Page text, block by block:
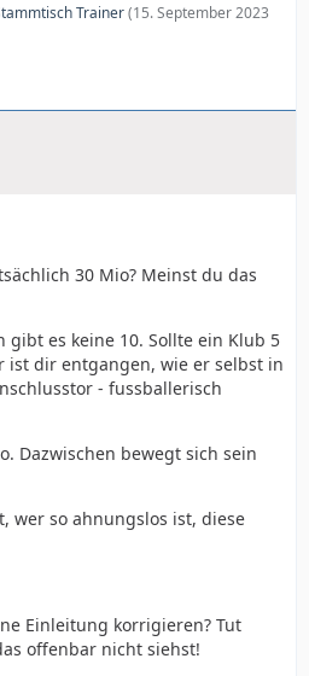
Trainer(15. September 2023
30 Mio? Meinst du das
gibt es keine 10. Sollte ein Klub 5
ist dir entgangen, wie er selbst in
- fussballerisch
Dazwischen bewegt sich sein
wer so ahnungslos ist, diese
Einleitung korrigieren? Tut
offenbar nicht siehst!